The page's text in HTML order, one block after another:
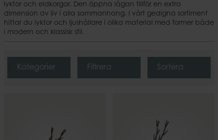
lyktor och eldkorgar. Den öppna lågan tillför en extra
dimension av liv i alla sammanhang. I vårt gedigna sortiment
hittar du lyktor och ljushållare i olika material med former både
i modern och klassisk stil.
Kategorier Filtrera Sortera